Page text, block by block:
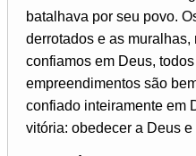
batalhava por seu povo.
derrotados e as
confiamos em Deus,
empreendimentos são
confiado inteiramente em
vitória: obedecer a Deus